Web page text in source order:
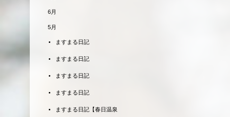
6月
5月
ますまる日記
ますまる日記
ますまる日記
ますまる日記
ますまる日記【春日温泉